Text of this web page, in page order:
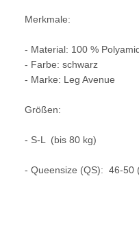
Merkmale:
- Material: 100 %
- Farbe: schwarz
- Marke: Leg Avenue
Größen:
- S-L (bis 80 kg)
- Queensize (QS): 46-50